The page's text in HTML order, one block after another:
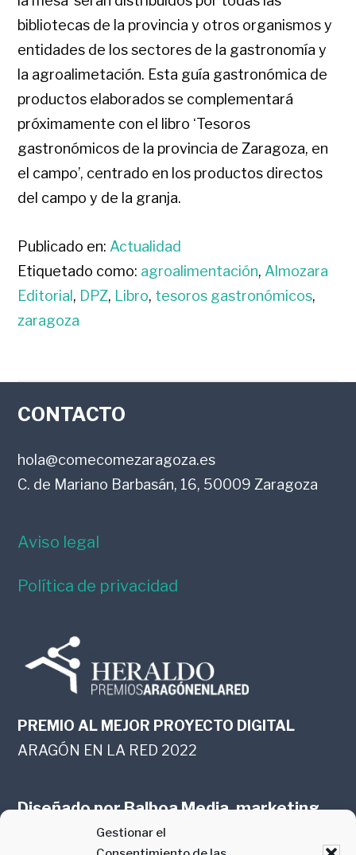
Gestionar el
bibliotecas de la provincia y otros organismos y
entidades de los sectores de la gastronomía y
la agroalimetación. Esta guía gastronómica de
productos elaborados se complementará
próximamente con el libro ‘Tesoros
gastronómicos de la provincia de Zaragoza, en
el campo’, centrado en los productos directos
del campo y de la granja.
Publicado en: Actualidad
Etiquetado como: agroalimentación, Almozara
Editorial , DPZ, Libro, tesoros gastronómicos,
zaragoza
FOOTER
CONTACTO
hola@comecomezaragoza.es
C. de Mariano Barbasán, 16, 50009 Zaragoza
Aviso legal
Política de privacidad
PREMIO AL MEJOR PROYECTO DIGITAL
ARAGÓN EN LA RED 2022
Diseñado porBalboa Media, marketing
online en Zaragoza